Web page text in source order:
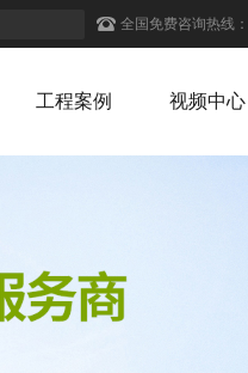
全国免费咨询热线：
工程案例 视频中心